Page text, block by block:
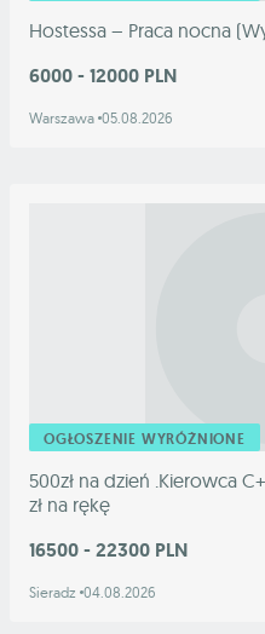
Hostessa – Praca nocna
6000 - 12000 PLN
Warszawa 05.08.2026
OGŁOSZENIE WYRÓŻNIONE
500zł na dzień .Kierowca
zł na rękę
16500 - 22300 PLN
Sieradz 04.08.2026